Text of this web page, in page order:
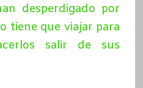
desperdigado por
tiene que viajar para
salir de sus